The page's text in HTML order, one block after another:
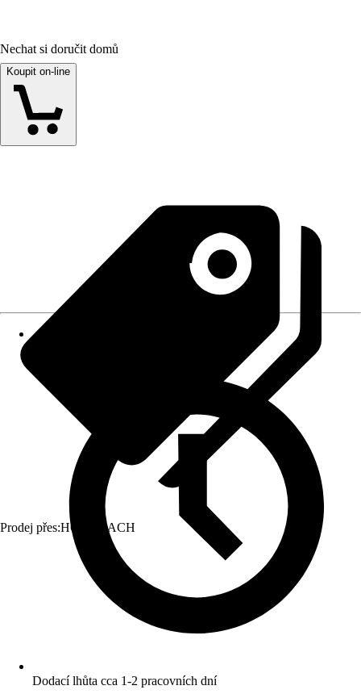
Nechat si doručit domů
Koupit on-line
Prodej přes:HORNBACH
Dodací lhůta cca 1-2 pracovních dní